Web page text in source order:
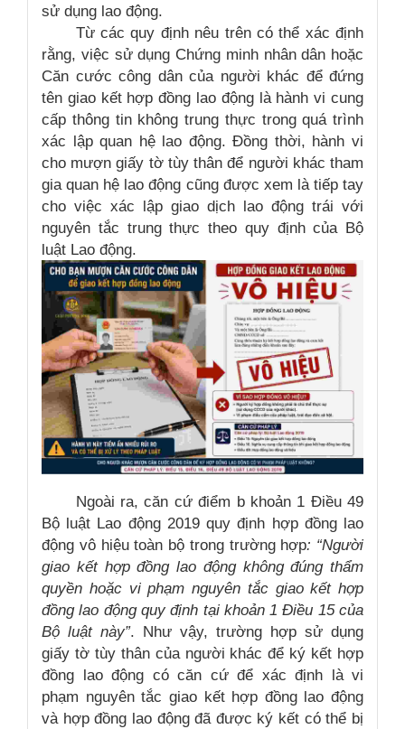
sử dụng lao động.
Từ các quy định nêu trên có thể xác định
rằng, việc sử dụng Chứng minh nhân dân hoặc
Căn cước công dân của người khác để đứng
tên giao kết hợp đồng lao động là hành vi cung
cấp thông tin không trung thực trong quá trình
xác lập quan hệ lao động. Đồng thời, hành vi
cho mượn giấy tờ tùy thân để người khác tham
gia quan hệ lao động cũng được xem là tiếp tay
cho việc xác lập giao dịch lao động trái với
nguyên tắc trung thực theo quy định của Bộ
luật Lao động.
Ngoài ra, căn cứ điểm b khoản 1 Điều 49
Bộ luật Lao động 2019 quy định hợp đồng lao
động vô hiệu toàn bộ trong trường hợp: “Người
giao kết hợp đồng lao động không đúng thẩm
quyền hoặc vi phạm nguyên tắc giao kết hợp
đồng lao động quy định tại khoản 1 Điều 15 của
Bộ luật này”. Như vậy, trường hợp sử dụng
giấy tờ tùy thân của người khác để ký kết hợp
đồng lao động có căn cứ để xác định là vi
phạm nguyên tắc giao kết hợp đồng lao động
và hợp đồng lao động đã được ký kết có thể bị